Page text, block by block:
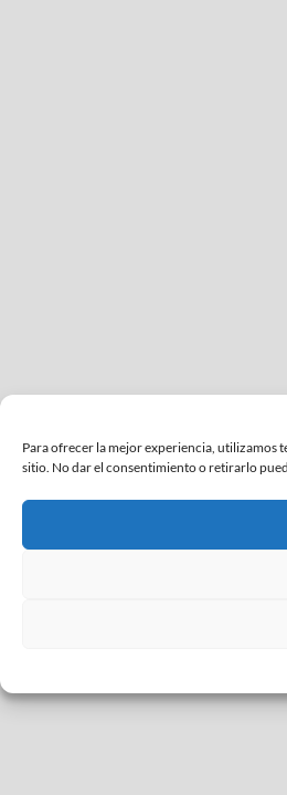
Para ofrecer la mejor experiencia, utilizamos
sitio. No dar el consentimiento o retirarlo